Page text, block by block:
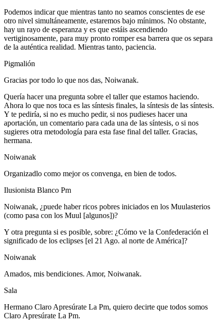
Podemos indicar que mientras tanto no seamos conscientes de ese
otro nivel simultáneamente, estaremos bajo mínimos. No obstante,
hay un rayo de esperanza y es que estáis ascendiendo
vertiginosamente, para muy pronto romper esa barrera que os separa
de la auténtica realidad. Mientras tanto, paciencia.
Pigmalión
Gracias por todo lo que nos das, Noiwanak.
Quería hacer una pregunta sobre el taller que estamos haciendo.
Ahora lo que nos toca es las síntesis finales, la síntesis de las síntesis.
Y te pediría, si no es mucho pedir, si nos pudieses hacer una
aportación, un comentario para cada una de las síntesis, o si nos
sugieres otra metodología para esta fase final del taller. Gracias,
hermana.
Noiwanak
Organizadlo como mejor os convenga, en bien de todos.
Ilusionista Blanco Pm
Noiwanak, ¿puede haber ricos pobres iniciados en los Muulasterios
(como pasa con los Muul [algunos])?
Y otra pregunta si es posible, sobre: ¿Cómo ve la Confederación el
significado de los eclipses [el 21 Ago. al norte de América]?
Noiwanak
Amados, mis bendiciones. Amor, Noiwanak.
Sala
Hermano Claro Apresúrate La Pm, quiero decirte que todos somos
Claro Apresúrate La Pm.